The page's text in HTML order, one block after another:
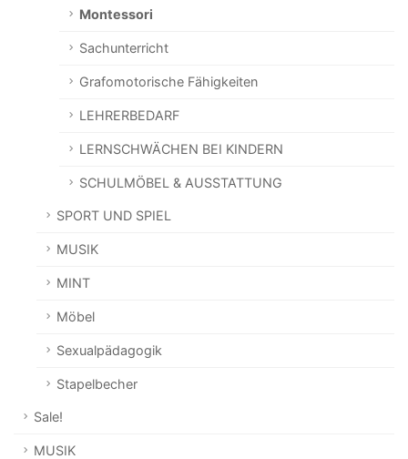
Montessori
Sachunterricht
Grafomotorische Fähigkeiten
LEHRERBEDARF
LERNSCHWÄCHEN BEI KINDERN
SCHULMÖBEL & AUSSTATTUNG
SPORT UND SPIEL
MUSIK
MINT
Möbel
Sexualpädagogik
Stapelbecher
Sale!
MUSIK